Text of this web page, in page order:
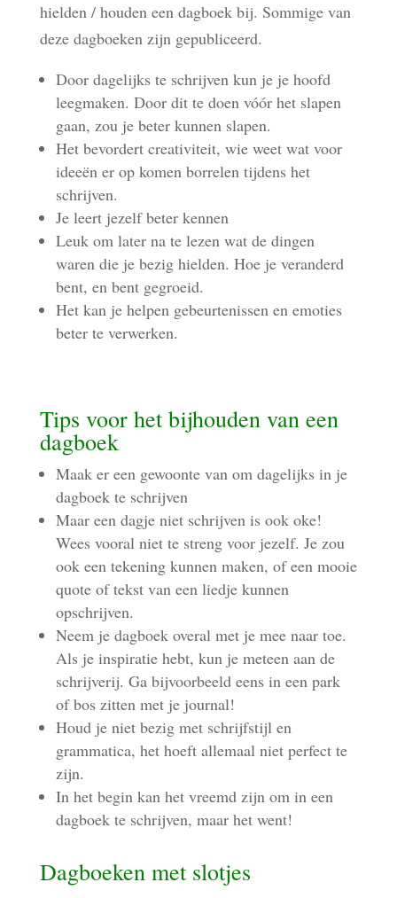
hielden / houden een dagboek bij. Sommige van
deze dagboeken zijn gepubliceerd.
Door dagelijks te schrijven kun je je hoofd
leegmaken. Door dit te doen vóór het slapen
gaan, zou je beter kunnen slapen.
Het bevordert creativiteit, wie weet wat voor
ideeën er op komen borrelen tijdens het
schrijven.
Je leert jezelf beter kennen
Leuk om later na te lezen wat de dingen
waren die je bezig hielden. Hoe je veranderd
bent, en bent gegroeid.
Het kan je helpen gebeurtenissen en emoties
beter te verwerken.
Tips voor het bijhouden van een
dagboek
Maak er een gewoonte van om dagelijks in je
dagboek te schrijven
Maar een dagje niet schrijven is ook oke!
Wees vooral niet te streng voor jezelf. Je zou
ook een tekening kunnen maken, of een mooie
quote of tekst van een liedje kunnen
opschrijven.
Neem je dagboek overal met je mee naar toe.
Als je inspiratie hebt, kun je meteen aan de
schrijverij. Ga bijvoorbeeld eens in een park
of bos zitten met je journal!
Houd je niet bezig met schrijfstijl en
grammatica, het hoeft allemaal niet perfect te
zijn.
In het begin kan het vreemd zijn om in een
dagboek te schrijven, maar het went!
Dagboeken met slotjes